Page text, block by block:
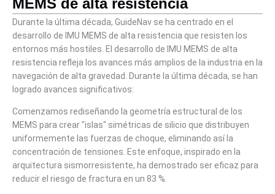
MEMS de alta resistencia
Durante la última década, GuideNav se ha centrado en el
desarrollo de IMU MEMS de alta resistencia que resisten los
entornos más hostiles. El desarrollo de IMU MEMS de alta
resistencia refleja los avances más amplios de la industria en la
navegación de alta gravedad. Durante la última década, se han
logrado avances significativos:
Comenzamos rediseñando la geometría estructural de los
MEMS para crear "islas" simétricas de silicio que distribuyen
uniformemente las fuerzas de choque, eliminando así la
concentración de tensiones. Este enfoque, inspirado en la
arquitectura sismorresistente, ha demostrado ser eficaz para
reducir el riesgo de fractura en un 83 %.